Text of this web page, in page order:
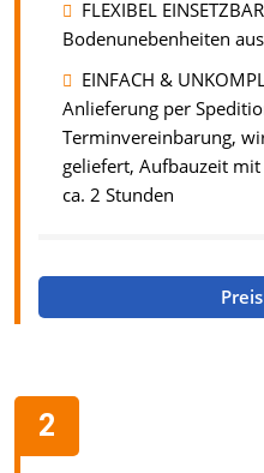
FLEXIBEL
Bodenunebenheiten
EINFACH &
Anlieferung per
Terminvereinbarung,
geliefert, Aufbauzeit
ca. 2 Stunden